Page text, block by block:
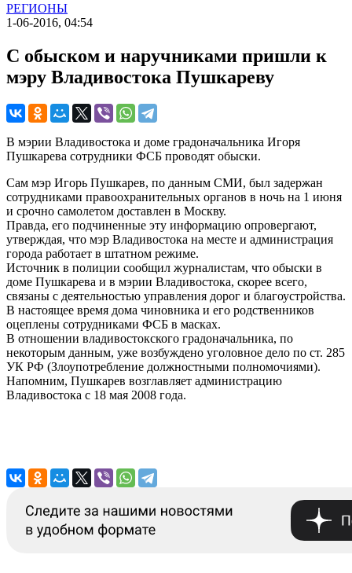
РЕГИОНЫ
1-06-2016, 04:54
С обыском и наручниками пришли к
мэру Владивостока Пушкареву
В мэрии Владивостока и доме градоначальника Игоря
Пушкарева сотрудники ФСБ проводят обыски.
Сам мэр Игорь Пушкарев, по данным СМИ, был задержан
сотрудниками правоохранительных органов в ночь на 1 июня
и срочно самолетом доставлен в Москву.
Правда, его подчиненные эту информацию опровергают,
утверждая, что мэр Владивостока на месте и администрация
города работает в штатном режиме.
Источник в полиции сообщил журналистам, что обыски в
доме Пушкарева и в мэрии Владивостока, скорее всего,
связаны с деятельностью управления дорог и благоустройства.
В настоящее время дома чиновника и его родственников
оцеплены сотрудниками ФСБ в масках.
В отношении владивостокского градоначальника, по
некоторым данным, уже возбуждено уголовное дело по ст. 285
УК РФ (Злоупотребление должностными полномочиями).
Напомним, Пушкарев возглавляет администрацию
Владивостока с 18 мая 2008 года.